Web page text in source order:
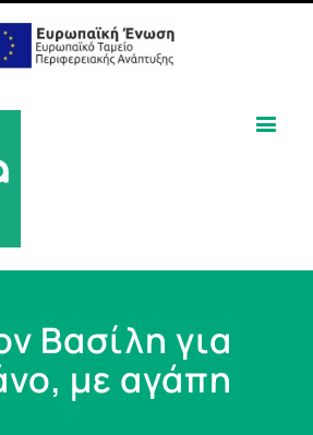
Βασίλη για
με αγάπη